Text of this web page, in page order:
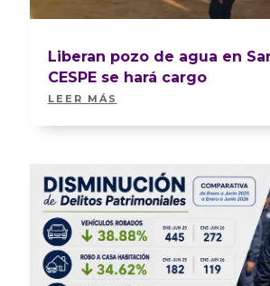
Liberan pozo de agua en
CESPE se hará cargo
LEER MÁS